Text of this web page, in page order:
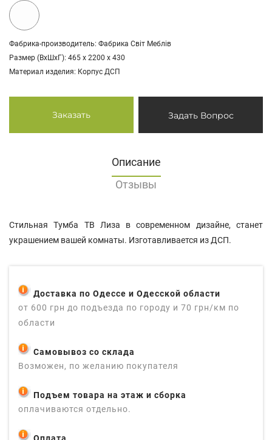
Фабрика-производитель: Фабрика Світ Меблів
Размер (ВхШхГ): 465 х 2200 х 430
Материал изделия: Корпус ДСП
Заказать Задать Вопрос
Доставка по Одессе и Одесской области
от 600 грн до подъезда по городу и 70 грн/км по
области
Самовывоз со склада
Возможен, по желанию покупателя
Подъем товара на этаж и сборка
оплачиваются отдельно.
Оплата
Описание
Отзывы
Стильная Тумба ТВ Лиза в современном дизайне, станет
украшением вашей комнаты. Изготавливается из ДСП.